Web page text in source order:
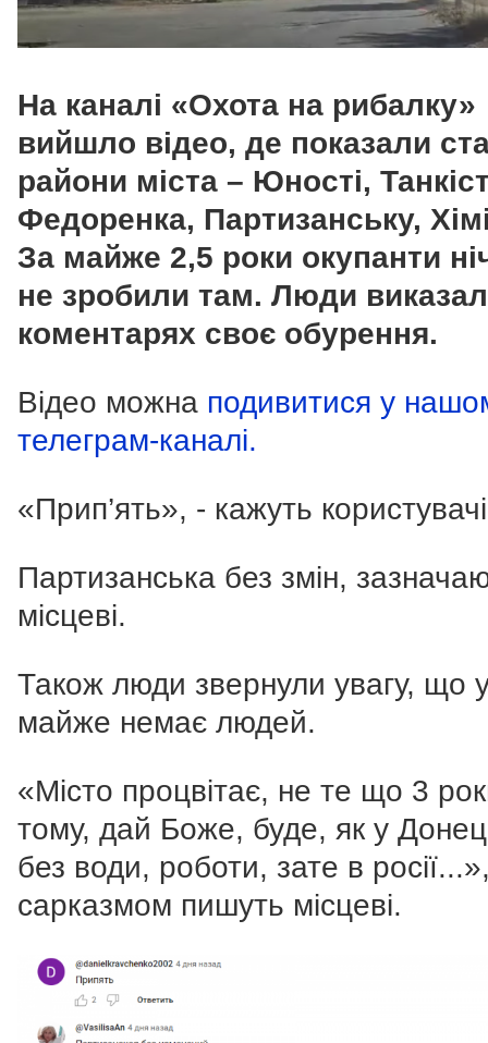
На каналі «Охота на рибалку»
вийшло відео, де показали
райони міста – Юності,
Федоренка, Партизанську,
За майже 2,5 роки окупанти
не зробили там. Люди
коментарях своє обурення.
Відео можна подивитися у
телеграм-каналі.
«Прип’ять», - кажуть
Партизанська без змін,
місцеві.
Також люди звернули увагу, що у
майже немає людей.
«Місто процвітає, не те що 3
тому, дай Боже, буде, як у
без води, роботи, зате в
сарказмом пишуть місцеві.